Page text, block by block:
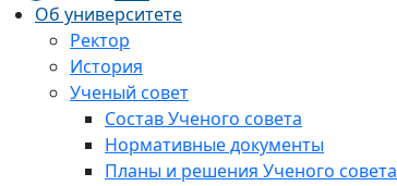
Об университете
Ректор
История
Ученый совет
Состав Ученого совета
Нормативные документы
Планы и решения Ученого совета